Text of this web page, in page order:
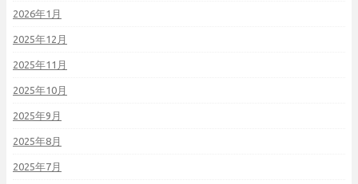
2026年1月
2025年12月
2025年11月
2025年10月
2025年9月
2025年8月
2025年7月